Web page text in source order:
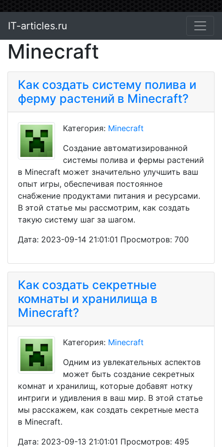
IT-articles.ru
Minecraft
Как создать систему полива и
ферму растений в Minecraft?
Категория: Minecraft
Создание автоматизированной
системы полива и фермы растений
в Minecraft может значительно улучшить ваш
опыт игры, обеспечивая постоянное
снабжение продуктами питания и ресурсами.
В этой статье мы рассмотрим, как создать
такую систему шаг за шагом.
Дата: 2023-09-14 21:01:01 Просмотров: 700
Как создать секретные
комнаты и хранилища в
Minecraft?
Категория: Minecraft
Одним из увлекательных аспектов
может быть создание секретных
комнат и хранилищ, которые добавят нотку
интриги и удивления в ваш мир. В этой статье
мы расскажем, как создать секретные места
в Minecraft.
Дата: 2023-09-13 21:01:01 Просмотров: 495